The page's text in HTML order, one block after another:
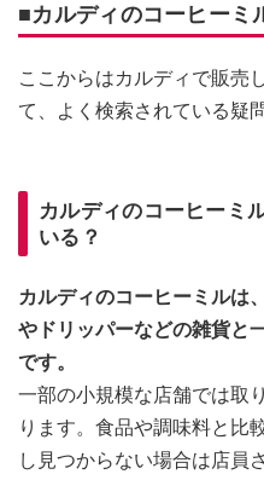
■カルディのコーヒーミ
ここからはカルディで販売
て、よく検索されている疑
カルディのコーヒーミ
いる？
カルディのコーヒーミルは
やドリッパーなどの雑貨と
です。
一部の小規模な店舗では取
ります。食品や調味料と比
し見つからない場合は店員